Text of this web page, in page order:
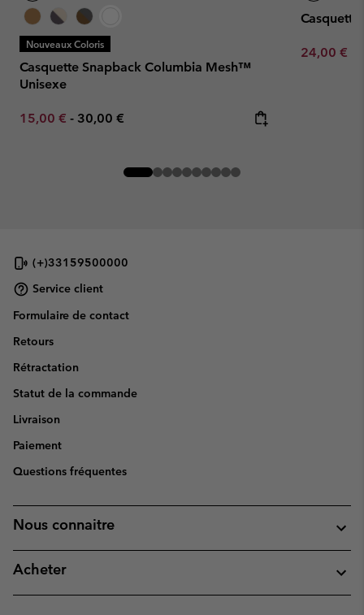
Nouveaux Coloris
Casquette Snapback Columbia Mesh™
Unisexe
Minimum sale price:
15,00 € - Maximum price:
30,00 €
Minimum
24,00 €
(+)33159500000
Service client
Formulaire de contact
Retours
Rétractation
Statut de la commande
Livraison
Paiement
Questions fréquentes
Nous connaitre
Acheter